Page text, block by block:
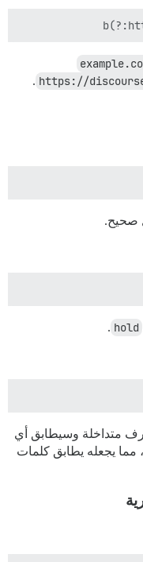
https://
.
hold
.
متداخلة وسيطابق أي
، مما يجعله يطابق كلمات